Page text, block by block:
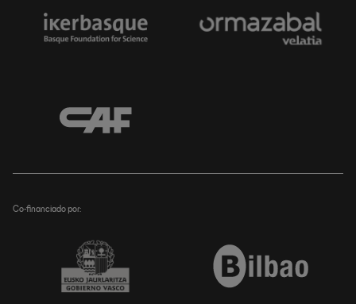
Co-financiado por: